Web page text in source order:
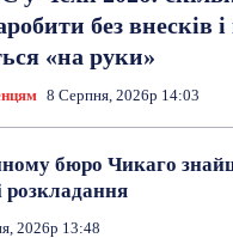
без внесків
«на руки»
8 Серпня, 2026р 14:03
бюро Чикаго
розкладання
2026р 13:48